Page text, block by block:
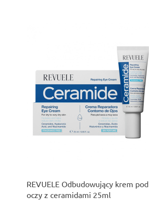
REVUELE Odbudowujący krem pod
oczy z ceramidami 25ml